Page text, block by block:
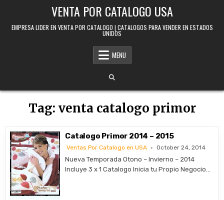
VENTA POR CATALOGO USA
EMPRESA LIDER EN VENTA POR CATALOGO | CATALOGOS PARA VENDER EN ESTADOS
UNIDOS
MENU
Tag: venta catalogo primor
Catalogo Primor 2014 – 2015
Ventas Por Catalogo en USA October 24, 2014
Nueva Temporada Otono – Invierno – 2014
Incluye 3 x 1 Catalogo Inicia tu Propio Negocio…